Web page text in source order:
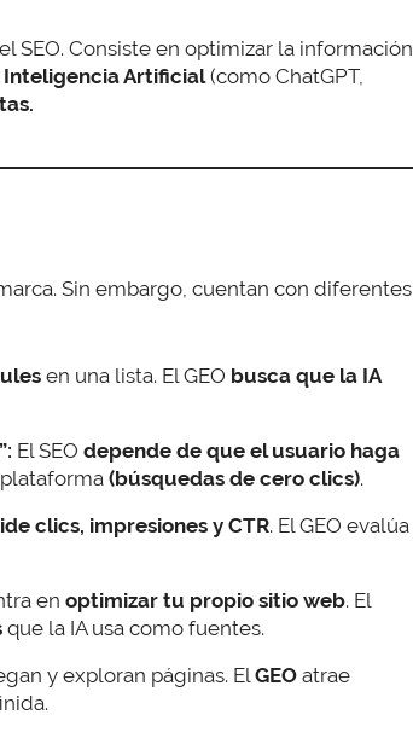
SEO. Consiste en optimizar la información
Inteligencia Artificial(como ChatGPT,
Sin embargo, cuentan con diferentes
en una lista. El GEO busca que la IA
El SEO depende de que el usuario haga
(búsquedas de cero clics).
clics, impresiones y CTR. El GEO evalúa
en optimizar tu propio sitio web. El
que la IA usa como fuentes.
y exploran páginas. El GEO atrae